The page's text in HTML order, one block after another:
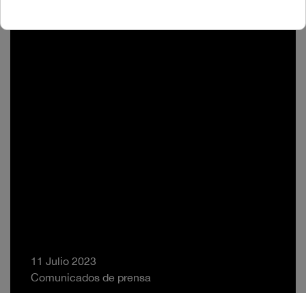
11 Julio 2023
Comunicados de prensa